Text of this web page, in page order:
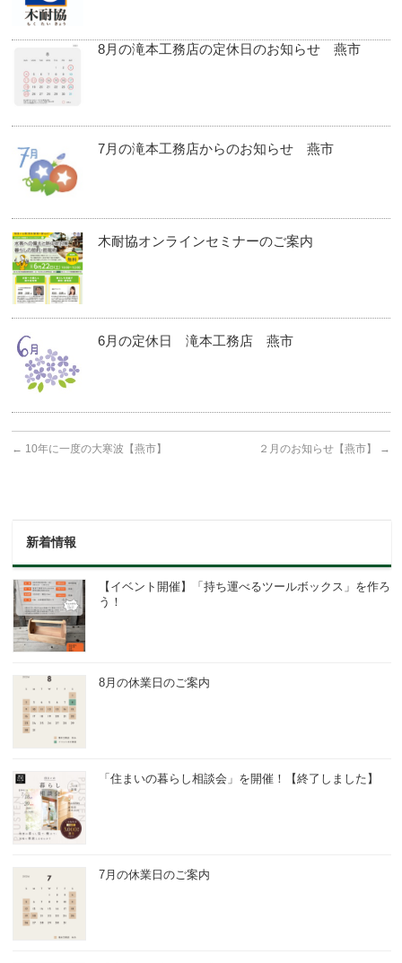
8月の滝本工務店の定休日のお知らせ 燕市
7月の滝本工務店からのお知らせ 燕市
木耐協オンラインセミナーのご案内
6月の定休日 滝本工務店 燕市
← 10年に一度の大寒波【燕市】 ２月のお知らせ【燕市】 →
新着情報
【イベント開催】「持ち運べるツールボックス」を作ろ
う！
8月の休業日のご案内
「住まいの暮らし相談会」を開催！【終了しました】
7月の休業日のご案内